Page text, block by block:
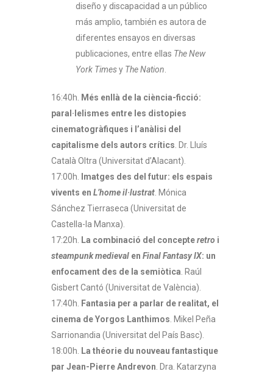
diseño y discapacidad a un público
más amplio, también es autora de
diferentes ensayos en diversas
publicaciones, entre ellas The New
York Timesy TheNation
16:40h.
Més enllà de la ciència-ficció:
paral·lelismes entre les distopies
cinematogràfiques i l’anàlisi del
capitalisme dels autors crítics . Dr. Lluís
Català Oltra (Universitat d’Alacant).
17:00h.
Imatges des del futur: els espais
vivents en L’home il·lustrat . Mónica
Sánchez Tierraseca (Universitat de
Castella-la Manxa).
17:20h.
La combinació del concepteretro i
steampunk medieval en Final Fantasy IX: un
enfocament des de la semiòtica . Raúl
Gisbert Cantó (Universitat de València).
17:40h.
Fantasia per a parlar de realitat, el
cinema de Yorgos Lanthimos . Mikel Peña
Sarrionandia (Universitat del País Basc).
18:00h.
La théorie du nouveau fantastique
par Jean-Pierre Andrevon . Dra. Katarzyna